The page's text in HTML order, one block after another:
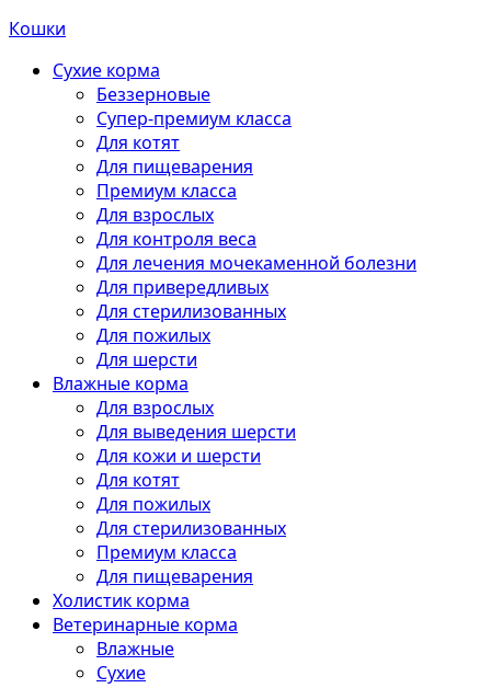
Кошки
Сухие корма
Беззерновые
Супер-премиум класса
Для котят
Для пищеварения
Премиум класса
Для взрослых
Для контроля веса
Для лечения мочекаменной болезни
Для привередливых
Для стерилизованных
Для пожилых
Для шерсти
Влажные корма
Для взрослых
Для выведения шерсти
Для кожи и шерсти
Для котят
Для пожилых
Для стерилизованных
Премиум класса
Для пищеварения
Холистик корма
Ветеринарные корма
Влажные
Сухие